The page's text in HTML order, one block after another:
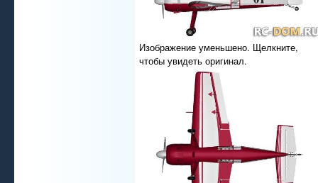
Изображение уменьшено. Щелкните,
чтобы увидеть оригинал.